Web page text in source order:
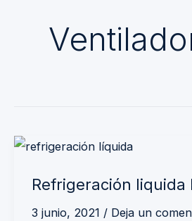
Refrigeración liquida
3 junio, 2021 / Deja un
Refrigeración
PC
Gamer